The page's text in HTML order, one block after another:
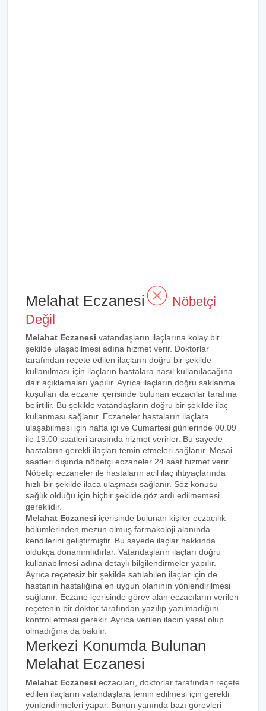
Melahat Eczanesi
Nöbetçi
Değil
Melahat Eczanesi vatandaşların ilaçlarına kolay bir
şekilde ulaşabilmesi adına hizmet verir. Doktorlar
tarafından reçete edilen ilaçların doğru bir şekilde
kullanılması için ilaçların hastalara nasıl kullanılacağına
dair açıklamaları yapılır. Ayrıca ilaçların doğru saklanma
koşulları da eczane içerisinde bulunan eczacılar tarafına
belirtilir. Bu şekilde vatandaşların doğru bir şekilde ilaç
kullanması sağlanır. Eczaneler hastaların ilaçlara
ulaşabilmesi için hafta içi ve Cumartesi günlerinde 00.09
ile 19.00 saatleri arasında hizmet verirler. Bu sayede
hastaların gerekli ilaçları temin etmeleri sağlanır. Mesai
saatleri dışında nöbetçi eczaneler 24 saat hizmet verir.
Nöbetçi eczaneler ile hastaların acil ilaç ihtiyaçlarında
hızlı bir şekilde ilaca ulaşması sağlanır. Söz konusu
sağlık olduğu için hiçbir şekilde göz ardı edilmemesi
gereklidir.
Melahat Eczanesi içerisinde bulunan kişiler eczacılık
bölümlerinden mezun olmuş farmakoloji alanında
kendilerini geliştirmiştir. Bu sayede ilaçlar hakkında
oldukça donanımlıdırlar. Vatandaşların ilaçları doğru
kullanabilmesi adına detaylı bilgilendirmeler yapılır.
Ayrıca reçetesiz bir şekilde satılabilen ilaçlar için de
hastanın hastalığına en uygun olanının yönlendirilmesi
sağlanır. Eczane içerisinde görev alan eczacıların verilen
reçetenin bir doktor tarafından yazılıp yazılmadığını
kontrol etmesi gerekir. Ayrıca verilen ilacın yasal olup
olmadığına da bakılır.
Merkezi Konumda Bulunan
Melahat Eczanesi
Melahat Eczanesi eczacıları, doktorlar tarafından reçete
edilen ilaçların vatandaşlara temin edilmesi için gerekli
yönlendirmeleri yapar. Bunun yanında bazı görevleri